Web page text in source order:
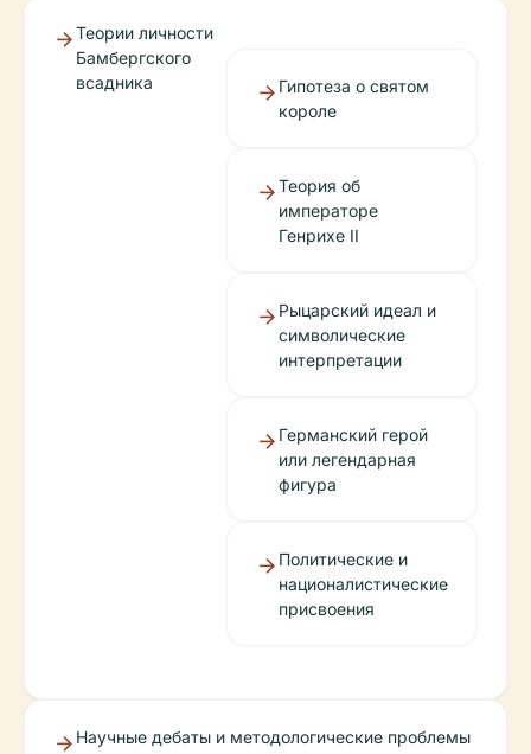
Теории личности
Бамбергского
всадника
Гипотеза о святом
короле
Теория об
императоре
Генрихе II
Рыцарский идеал и
символические
интерпретации
Германский герой
или легендарная
фигура
Политические и
националистические
присвоения
Научные дебаты и методологические проблемы